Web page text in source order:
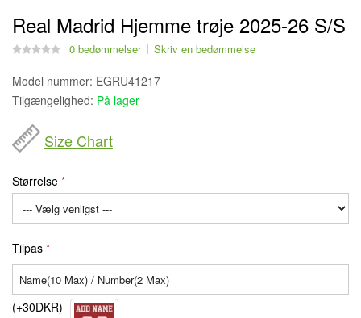
Real Madrid Hjemme trøje 2025-26 S/S
0 bedømmelser Skriv en bedømmelse
Model nummer: EGRU41217
Tilgængelighed: På lager
Size Chart
Størrelse
Tilpas
(+30DKR)